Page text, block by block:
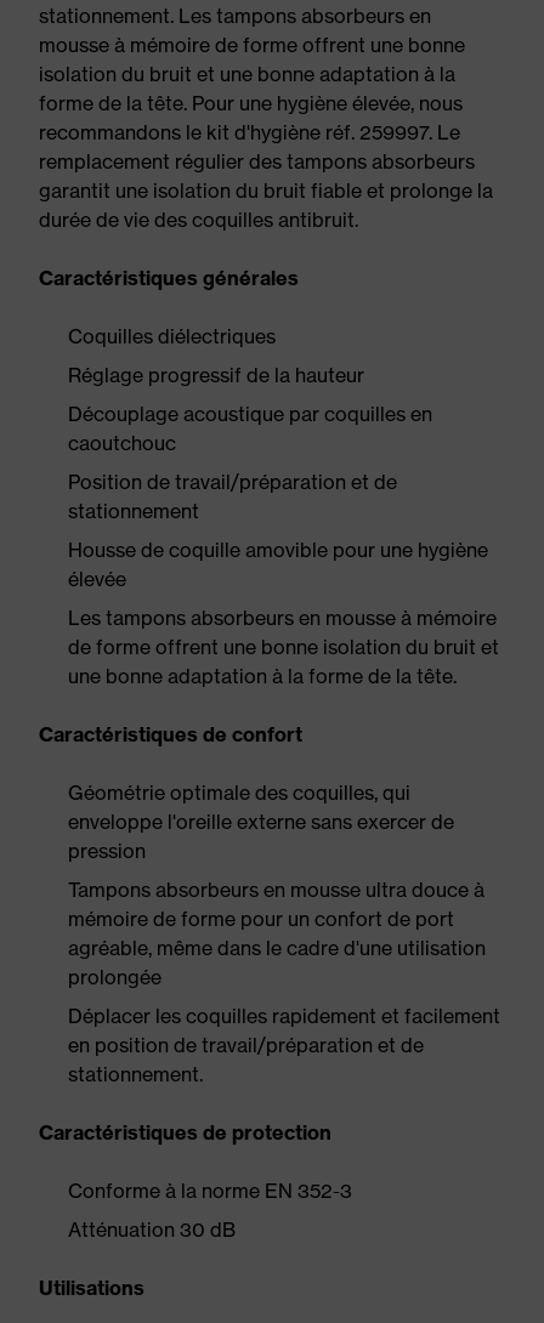
stationnement. Les tampons absorbeurs en
mousse à mémoire de forme offrent une bonne
isolation du bruit et une bonne adaptation à la
forme de la tête. Pour une hygiène élevée, nous
recommandons le kit d'hygiène réf. 259997. Le
remplacement régulier des tampons absorbeurs
garantit une isolation du bruit fiable et prolonge la
durée de vie des coquilles antibruit.
Caractéristiques générales
Coquilles diélectriques
Réglage progressif de la hauteur
Découplage acoustique par coquilles en
caoutchouc
Position de travail/préparation et de
stationnement
Housse de coquille amovible pour une hygiène
élevée
Les tampons absorbeurs en mousse à mémoire
de forme offrent une bonne isolation du bruit et
une bonne adaptation à la forme de la tête.
Caractéristiques de confort
Géométrie optimale des coquilles, qui
enveloppe l'oreille externe sans exercer de
pression
Tampons absorbeurs en mousse ultra douce à
mémoire de forme pour un confort de port
agréable, même dans le cadre d'une utilisation
prolongée
Déplacer les coquilles rapidement et facilement
en position de travail/préparation et de
stationnement.
Caractéristiques de protection
Conforme à la norme EN 352-3
Atténuation 30 dB
Utilisations